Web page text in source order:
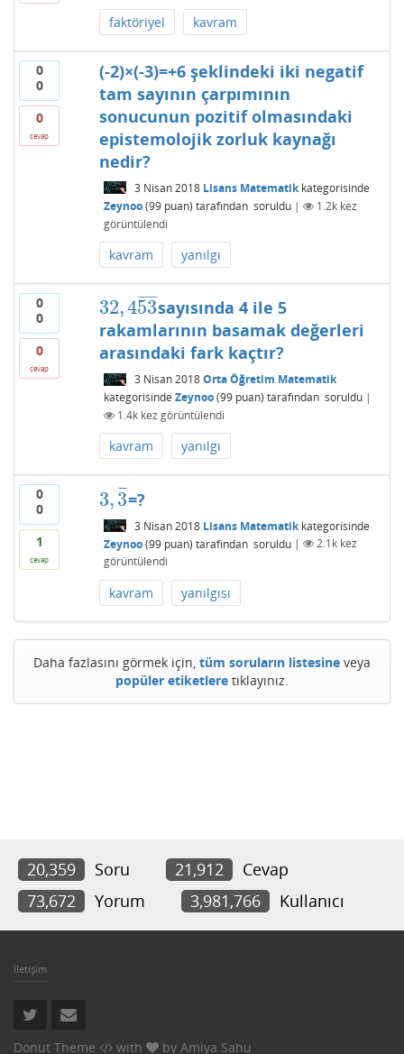
faktöriyel kavram
0
0
0
cevap
(-2)×(-3)=+6 şeklindeki iki negatif
tam sayının çarpımının
sonucunun pozitif olmasındaki
epistemolojik zorluk kaynağı
nedir?
3 Nisan 2018 Lisans Matematikkategorisinde
Zeynoo (99puan) tarafından soruldu | 1.2kkez
görüntülendi
kavram yanılgı
0
0
0
cevap
32,453
¯ ¯
¯¯¯
32,453¯sayısında 4 ile 5
rakamlarının basamak değerleri
arasındaki fark kaçtır?
3 Nisan 2018 Orta Öğretim Matematik
kategorisinde Zeynoo (99puan) tarafından soruldu |
1.4kkez görüntülendi
kavram yanılgı
0
0
1
cevap
3,3
¯¯
¯
3,3¯=?
3 Nisan 2018 Lisans Matematikkategorisinde
Zeynoo (99puan) tarafından soruldu | 2.1kkez
görüntülendi
kavram yanılgısı
Daha fazlasını görmek için, tüm soruların listesine veya
popüler etiketlere tıklayınız.
20,359 Soru 21,912
Cevap
73,672
Yorum 3,981,766 Kullanıcı
İletişim
Donut Theme with by Amiya Sahu